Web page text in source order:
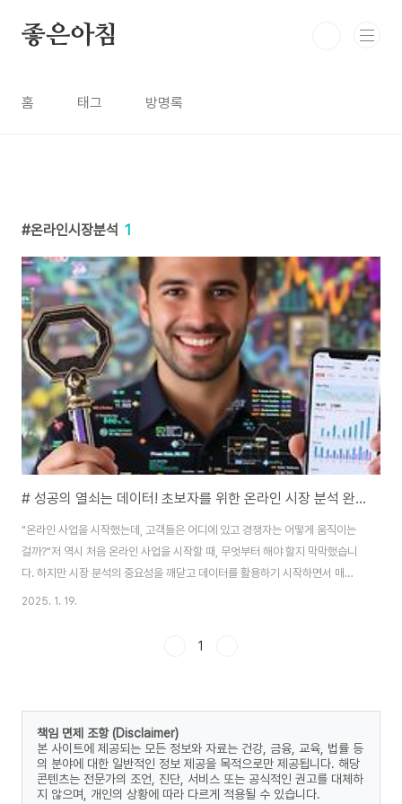
좋은아침
홈 태그 방명록
온라인시장분석 1
# 성공의 열쇠는 데이터! 초보자를 위한 온라인 시장 분석 완벽 가이드 📊✨
"온라인 사업을 시작했는데, 고객들은 어디에 있고 경쟁자는 어떻게 움직이는
걸까?"저 역시 처음 온라인 사업을 시작할 때, 무엇부터 해야 할지 막막했습니
다. 하지만 시장 분석의 중요성을 깨닫고 데이터를 활용하기 시작하면서 매출
이 눈에 띄게 성장했어요! 이번 글에서는 초보자도 쉽게 이해할 수 있는 온라인
석이 중요한가요?1. 성공적인 사업의 출발점시장 분석은 고객의 요구와 시장
앞서갈 수 있습니다.3. 고객 ..
2025. 1. 19.
1
책임 면제 조항 (Disclaimer)
본 사이트에 제공되는 모든 정보와 자료는 건강, 금융, 교육, 법률 등
의 분야에 대한 일반적인 정보 제공을 목적으로만 제공됩니다. 해당
콘텐츠는 전문가의 조언, 진단, 서비스 또는 공식적인 권고를 대체하
지 않으며, 개인의 상황에 따라 다르게 적용될 수 있습니다.